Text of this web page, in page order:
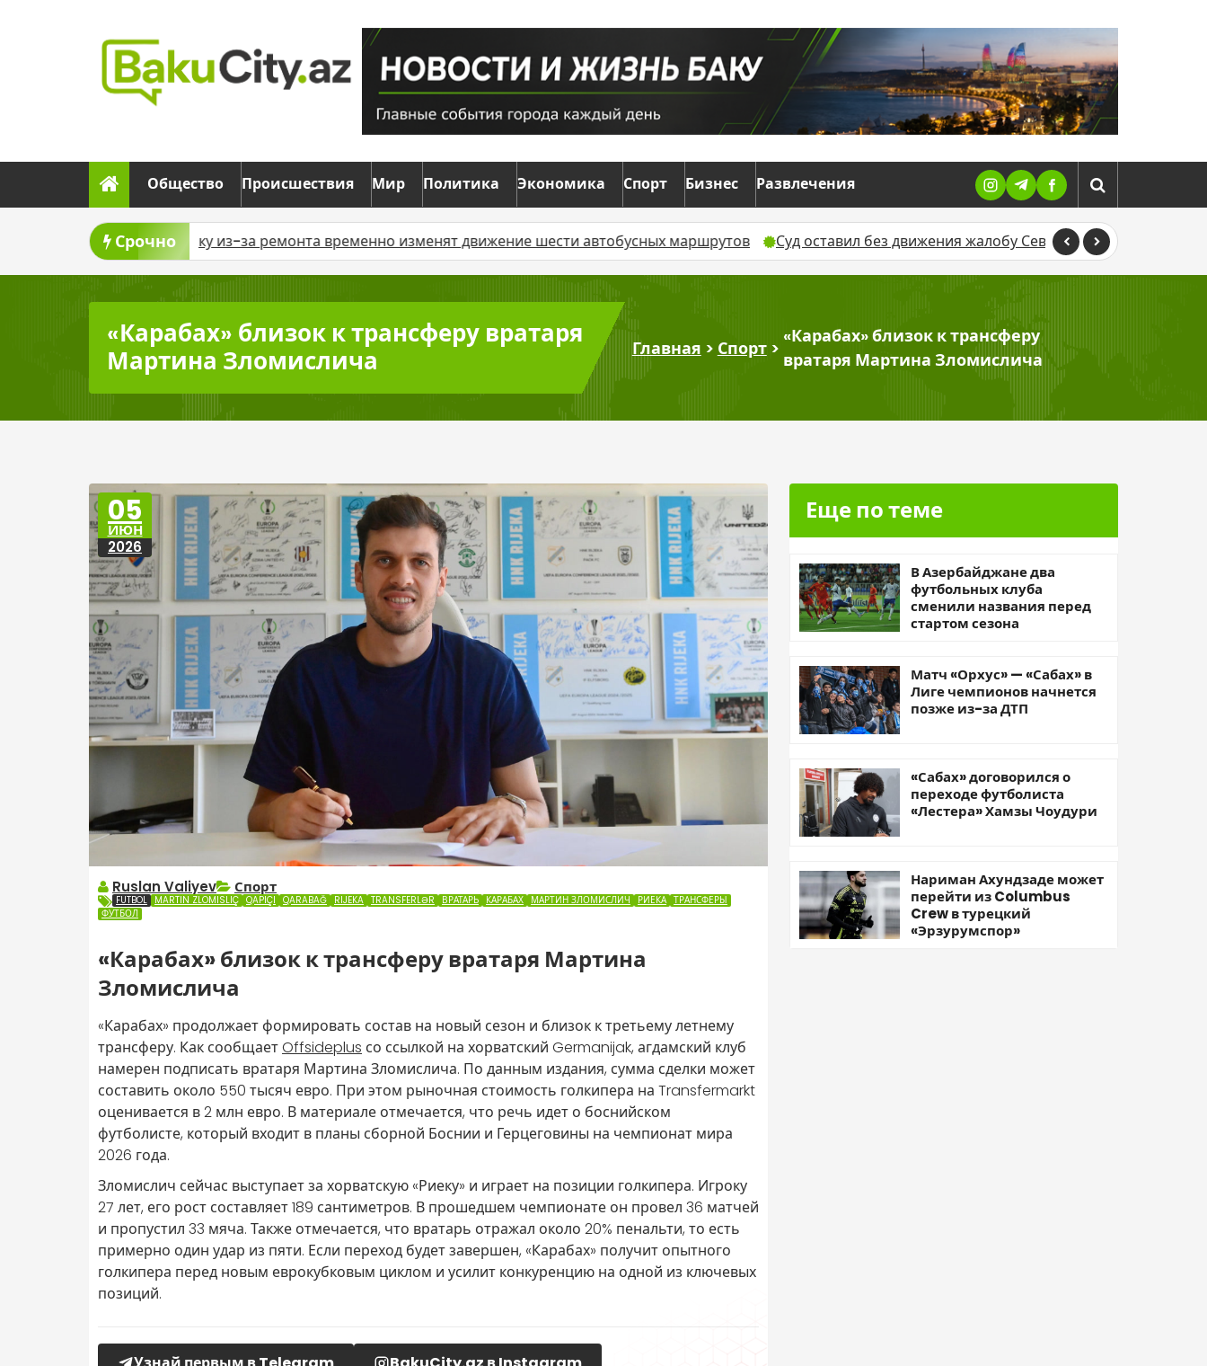
Общество Происшествия Мир Политика Экономика Спорт Бизнес Развлечения
Срочно
В Баку из-за ремонта временно изменят движение шести автобусных маршрутов Суд оставил без движения жалобу Севиндж Гусейновой против журналистки
«Карабах» близок к трансферу вратаря
Мартина Зломислича
Главная > Спорт>
«Карабах» близок к трансферу
вратаря Мартина Зломислича
05
ИЮН
2026
Ruslan Valiyev Спорт
FUTBOL MARTIN ZLOMISLIÇ QAPIÇI QARABAĞ RIJEKA TRANSFERLƏR ВРАТАРЬ КАРАБАХ МАРТИН ЗЛОМИСЛИЧ РИЕКА ТРАНСФЕРЫ
ФУТБОЛ
«Карабах» близок к трансферу вратаря Мартина
Зломислича
«Карабах» продолжает формировать состав на новый сезон и близок к третьему летнему
трансферу. Как сообщаетOffsideplus со ссылкой на хорватский Germanijak, агдамский клуб
намерен подписать вратаря Мартина Зломислича. По данным издания, сумма сделки может
составить около 550 тысяч евро. При этом рыночная стоимость голкипера на Transfermarkt
оценивается в 2 млн евро. В материале отмечается, что речь идет о боснийском
футболисте, который входит в планы сборной Боснии и Герцеговины на чемпионат мира
2026 года.
Зломислич сейчас выступает за хорватскую «Риеку» и играет на позиции голкипера. Игроку
27 лет, его рост составляет 189 сантиметров. В прошедшем чемпионате он провел 36 матчей
и пропустил 33 мяча. Также отмечается, что вратарь отражал около 20% пенальти, то есть
примерно один удар из пяти. Если переход будет завершен, «Карабах» получит опытного
голкипера перед новым еврокубковым циклом и усилит конкуренцию на одной из ключевых
позиций.
Еще по теме
В Азербайджане два
футбольных клуба
сменили названия перед
стартом сезона
Матч «Орхус» — «Сабах» в
Лиге чемпионов начнется
позже из-за ДТП
«Сабах» договорился о
переходе футболиста
«Лестера» Хамзы Чоудури
Нариман Ахундзаде может
перейти из Columbus
Crew в турецкий
«Эрзурумспор»